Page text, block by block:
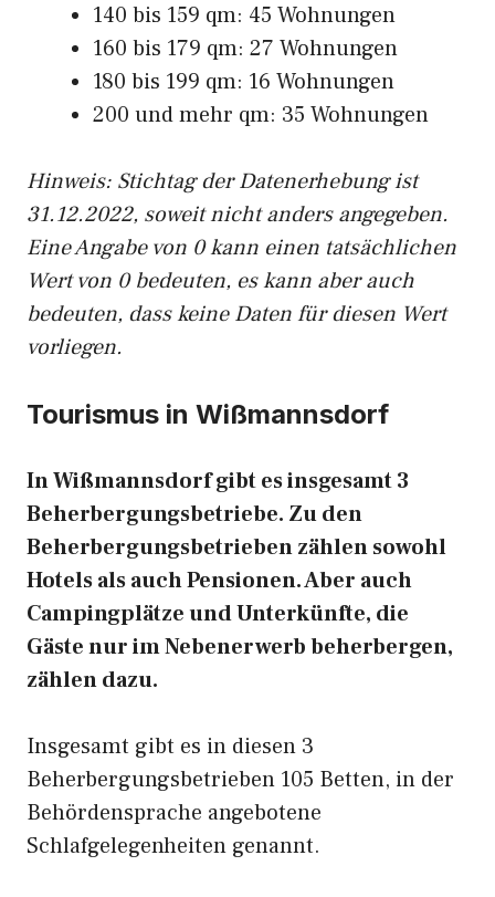
140 bis 159 qm: 45 Wohnungen
160 bis 179 qm: 27 Wohnungen
180 bis 199 qm: 16 Wohnungen
200 und mehr qm: 35 Wohnungen
Hinweis: Stichtag der Datenerhebung ist
31.12.2022, soweit nicht anders angegeben.
Eine Angabe von 0 kann einen tatsächlichen
Wert von 0 bedeuten, es kann aber auch
bedeuten, dass keine Daten für diesen Wert
vorliegen.
Tourismus in Wißmannsdorf
In Wißmannsdorf gibt es insgesamt 3
Beherbergungsbetriebe. Zu den
Beherbergungsbetrieben zählen sowohl
Hotels als auch Pensionen. Aber auch
Campingplätze und Unterkünfte, die
Gäste nur im Nebenerwerb beherbergen,
zählen dazu.
Insgesamt gibt es in diesen 3
Beherbergungsbetrieben 105 Betten, in der
Behördensprache angebotene
Schlafgelegenheiten genannt.